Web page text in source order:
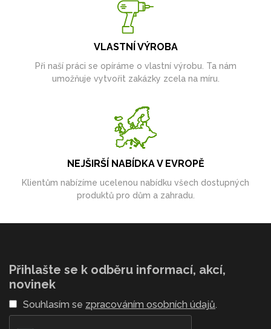
VLASTNÍ VÝROBA
Při naší práci se opíráme o vlastní výrobu. Ta nám
umožňuje vytvořit zakázky zcela na míru.
NEJŠIRŠÍ NABÍDKA V EVROPĚ
Klientům nabízíme ucelenou nabídku všech dostupných
produktů pro dům a zahradu.
Přihlašte se k odběru informací, akcí,
novinek
Souhlasím se zpracováním osobních údajů.